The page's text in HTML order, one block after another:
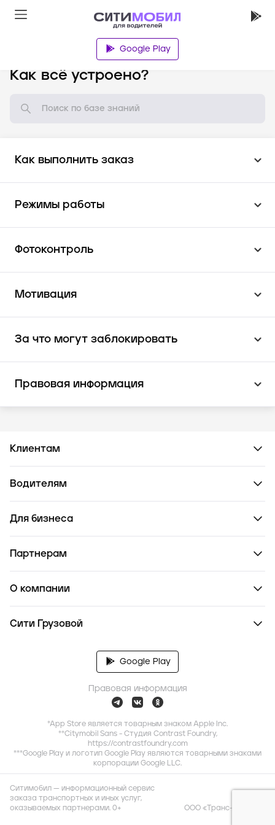
Google Play
Как всё устроено?
Как выполнить заказ
Режимы работы
Фотоконтроль
Мотивация
За что могут заблокировать
Правовая информация
Клиентам
Водителям
Для бизнеса
Партнерам
О компании
Сити Грузовой
Google Play
Правовая информация
*App Store является товарным знаком Apple Inc.
**Citymobil Sans - Студия Contrast Foundry,
https://contrastfoundry.com
***Google Play и логотип Google Play являются товарными знаками
корпорации Google LLC.
Ситимобил — информационный сервис
заказа транспортных и иных услуг,
оказываемых партнерами. 0+
ООО «Транс-Миссия»